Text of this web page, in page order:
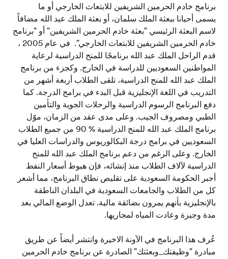
برنامج خادم الحرمين الشريفين للابتعاث الخارجي أو ما
يسمى أحيانا ببعثة الملك سلمان، أو بعثة الملك عبد الله مضافاً
لاسم البعثة الرئيسي "بعثة خادم الحرمين الشريفين" أو "برنامج
خادم الحرمين الشريفين للابتعاث الخارجي". في عام 2005 ،
قدم الراحل الملك عبد الله برنامجًا للمنح الدراسية لرعاية
المواطنين السعوديين للدراسة في الخارج. وكجزء من برنامج
الملك عبد الله للمنح الدراسية، تلقى الطلاب أربعة أشهر من
التدريب في اللغة الإنجليزية قبل البدء في برامج الدرجة. كما
دفع البرنامج الرسوم الدراسية والرحلات الجوية والتأمين
الطبي ومصروف الجيب. وعلى مدى عقد من الزمان، موّل
برنامج الملك عبد الله للمنح الدراسية % 90 من جميع الطلاب
السعوديين في برامج درجة البكالوريوس والدراسات العليا في
الخارج. وعلى الرغم من دعم برنامج الملك عبد الله للمنح
الدراسية لآلاف الطلاب منذ إنشائه، فإن هبوط أسعار النفط
أجبر الحكومة السعودية على تقليص نطاق البرنامج، مما أشعر
كل من الطلاب والجامعات السعودية في البلدان الناطقة
بالإنجليزية بأنهم يمرون بضائقة مالية. تعدل الوضع المالي بعد
مدة وجيزة وعادت المياه لمجاريها.
عُرف هذا البرنامج في الآونة الاخيرة وانتشر أيضاً عن طريق
مبادرة "وظيفتك_وبعثتك" الصادرة عن برنامج خادم الحرمين